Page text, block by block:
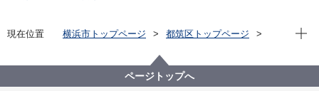
現在位置 横浜市トップページ
都筑区トップページ
都筑区制30周年記念動画
現在
ページトップへ